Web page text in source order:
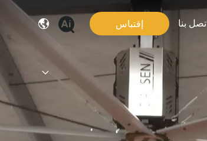
اتصل بنا إقتباس